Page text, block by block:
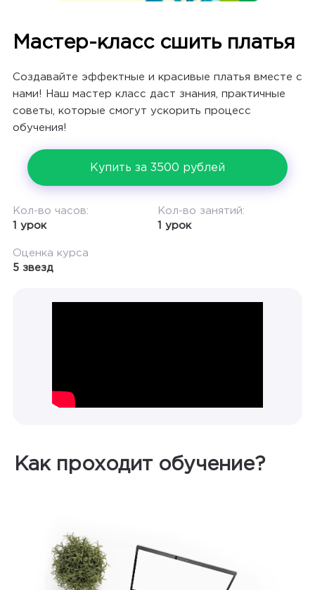
Мастер-класс сшить платья
Создавайте эффектные и красивые платья вместе с
нами! Наш мастер класс даст знания, практичные
советы, которые смогут ускорить процесс
обучения!
Купить за 3500 рублей
Кол-во часов:
1 урок
Кол-во занятий:
1 урок
Оценка курса
5 звезд
Как проходит обучение?